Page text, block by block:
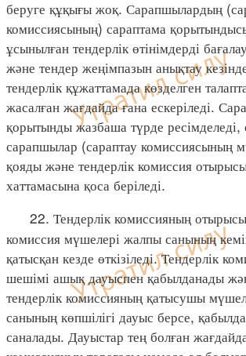
беруге құқығы жоқ. Сарапшылардың
комиссиясының) сараптама
ұсынылған тендерлік өтінімдерді
және тендер жеңімпазын анықтау
тендерлік құжаттамада көзделген
жасалған жағдайда ғана ескеріледі.
қорытынды жазбаша түрде ресімделеді,
сарапшылар (сараптау комиссиясының
қояды және тендерлік комиссия
хаттамасына қоса беріледі.
22. Тендерлік комиссияның отырысы
комиссия мүшелері жалпы санының
қатысқан кезде өткізіледі. Тендерлік
шешімі ашық дауыспен қабылданады
тендерлік комиссияның қатысушы
санының көпшілігі дауыс берсе,
саналады. Дауыстар тең болған